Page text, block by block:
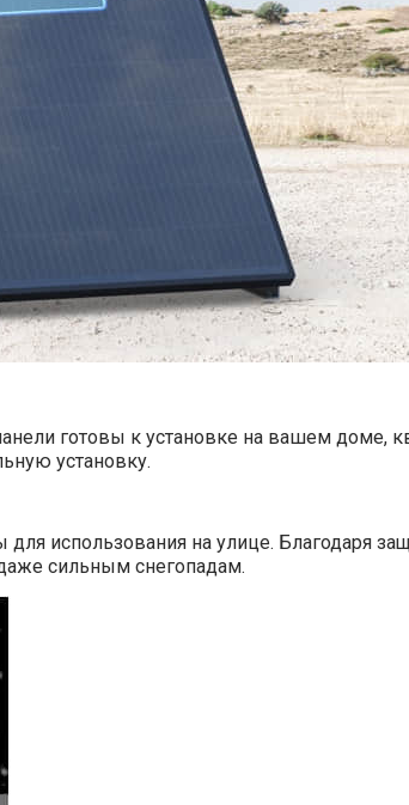
готовы к установке на вашем доме,
установку.
использования на улице. Благодаря
сильным снегопадам.